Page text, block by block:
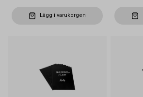
Lägg i varukorgen